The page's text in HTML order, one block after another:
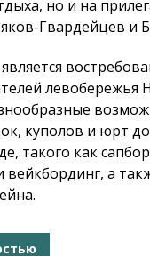
но и на
Гвардейцев и
левобережья
куполов и юрт
такого как
вейкбординг, а